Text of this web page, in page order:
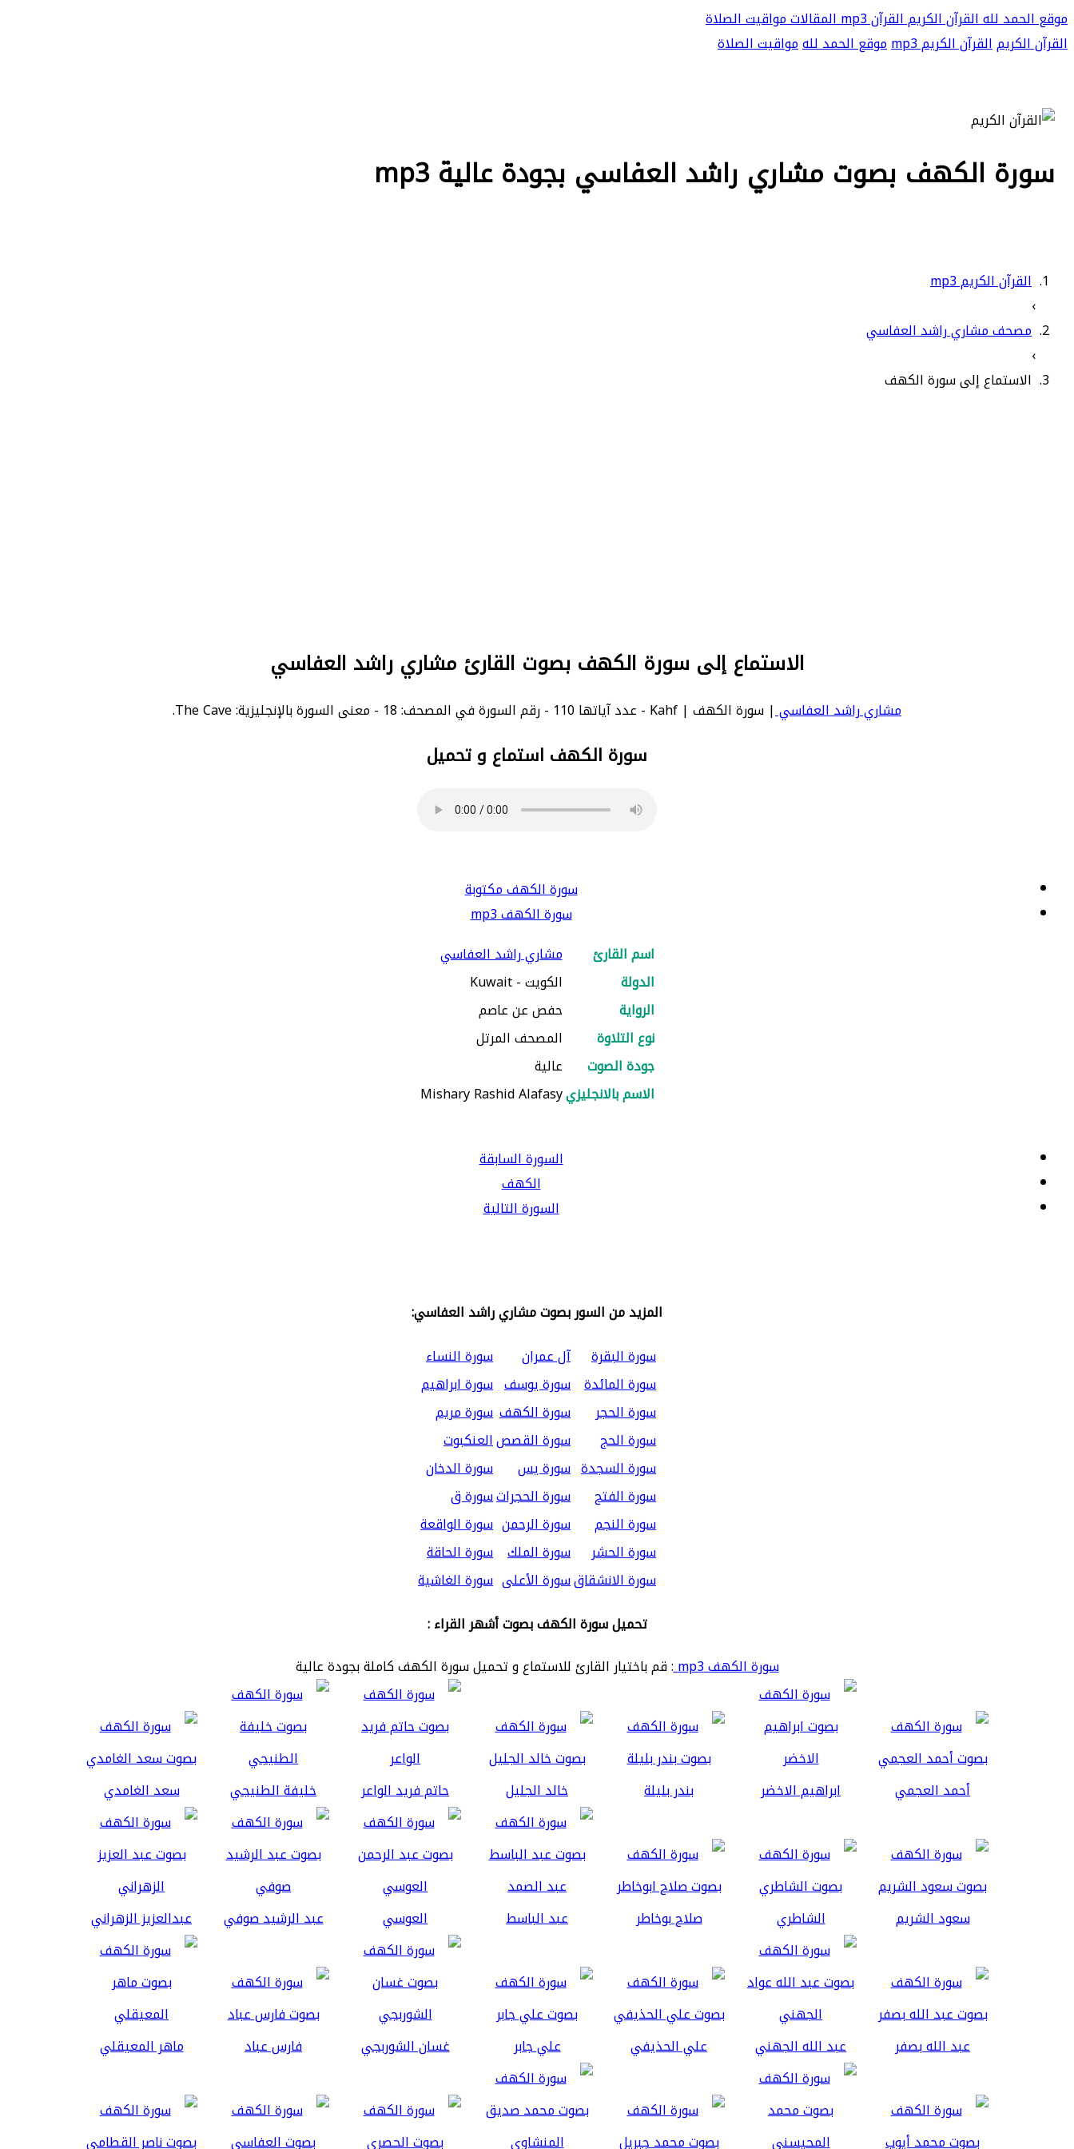
موقع الحمد للهالقرآن الكريمالقرآن mp3 المقالاتمواقيت الصلاة
القرآن الكريمالقرآن الكريم mp3 موقع الحمد للهمواقيت الصلاة
سورة الكهف بصوت مشاري راشد العفاسي بجودة عالية mp3
القرآن الكريم mp3
›
مصحف مشاري راشد العفاسي
›
الاستماع إلى سورة الكهف
الاستماع إلى سورة الكهف بصوت القارئ مشاري راشد العفاسي
مشاري راشد العفاسي| سورة الكهف | Kahf - عدد آياتها 110 - رقم السورة في المصحف: 18 - معنى السورة بالإنجليزية: The Cave.
سورة الكهف استماع و تحميل
سورة الكهف مكتوبة
سورة الكهف mp3
اسم القارئ
مشاري راشد العفاسي
الدولة
الكويت - Kuwait
الرواية
حفص عن عاصم
نوع التلاوة
المصحف المرتل
جودة الصوت
عالية
الاسم بالانجليزيMishary Rashid Alafasy
السورة السابقة
الكهف
السورة التالية
المزيد من السور بصوت مشاري راشد العفاسي:
سورة البقرة
آل عمران
سورة النساء
سورة المائدة سورة يوسف سورة ابراهيم
سورة الحجر
سورة الكهف سورة مريم
سورة الحج
سورة القصصالعنكبوت
سورة السجدة سورة يس
سورة الدخان
سورة الفتح
سورة الحجراتسورة ق
سورة النجم
سورة الرحمن سورة الواقعة
سورة الحشر
سورة الملك سورة الحاقة
سورة الانشقاقسورة الأعلى سورة الغاشية
تحميل سورة الكهف بصوت أشهر القراء :
سورة الكهف mp3
: قم باختيار القارئ للاستماع و تحميل سورة الكهف كاملة بجودة عالية
أحمد العجمي ابراهيم الاخضر بندر بليلة خالد الجليل حاتم فريد الواعر خليفة الطنيجي سعد الغامدي
سعود الشريم الشاطري صلاح بوخاطر عبد الباسط العوسي عبد الرشيد صوفي عبدالعزيز الزهراني
عبد الله بصفر عبد الله الجهني علي الحذيفي علي جابر غسان الشوربجي فارس عباد ماهر المعيقلي